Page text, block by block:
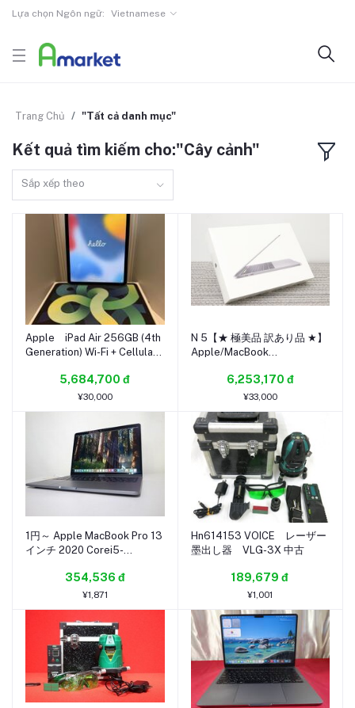
Lựa chọn Ngôn ngữ: Vietnamese
Trang Chủ "Tất cả danh mục"
Kết quả tìm kiếm cho:"Cây cảnh"
Sắp xếp theo
Apple iPad Air 256GB (4th
Generation) Wi-Fi + Cellular
5,684,700 đ
¥30,000
N 5【★ 極美品 訳あり品 ★】
Apple/MacBook
inch,2019,2TBT3)/core i5-
1.4GHz / 16GB / SSD：
6,253,170 đ
¥33,000
1円～ Apple MacBook Pro 13
インチ 2020 Corei5-
(2025-0730-2928)
354,536 đ
¥1,871
Hn614153 VOICE レーザー
墨出し器 VLG-3X 中古
189,679 đ
¥1,001